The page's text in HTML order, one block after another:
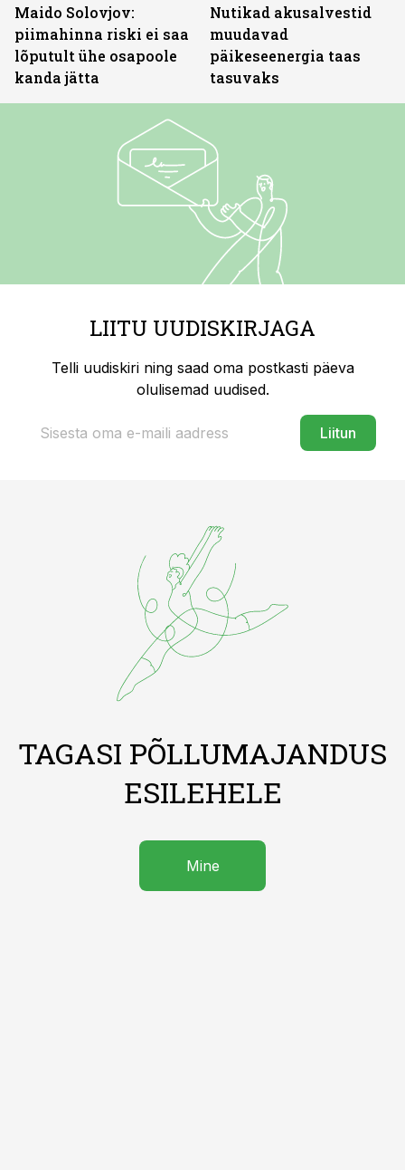
Maido Solovjov:
piimahinna riski ei saa
lõputult ühe osapoole
kanda jätta
Nutikad akusalvestid
muudavad
päikeseenergia taas
tasuvaks
LIITU UUDISKIRJAGA
Telli uudiskiri ning saad oma postkasti päeva
olulisemad uudised.
Liitun
TAGASI PÕLLUMAJANDUS
ESILEHELE
Mine